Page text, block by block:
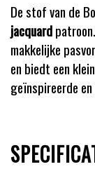
De stof van de
jacquard
makkelijke
en biedt een
geïnspireerde